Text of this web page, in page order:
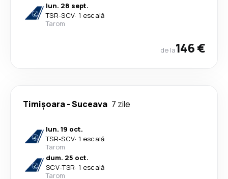
lun. 28 sept.
TSR-SCV· 1 escală
Tarom
de la146 €
Timișoara-Suceava 7 zile
lun. 19 oct.
TSR-SCV· 1 escală
Tarom
dum. 25 oct.
SCV-TSR· 1 escală
Tarom